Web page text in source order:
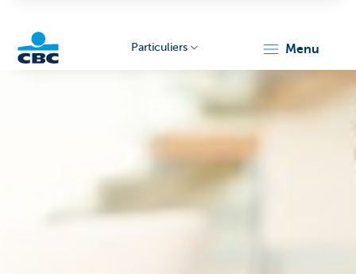
Particuliers menu